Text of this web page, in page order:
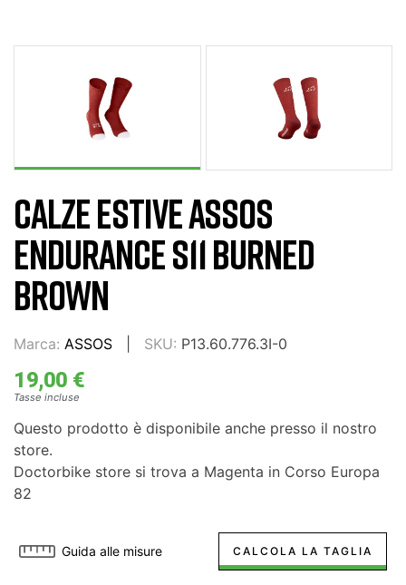
CALZE ESTIVE ASSOS
ENDURANCE S11 BURNED
BROWN
Marca: ASSOS SKU: P13.60.776.3I-0
19,00 €
Tasse incluse
Questo prodotto è disponibile anche presso il nostro
store.
Doctorbike store si trova a Magenta in Corso Europa
82
Guida alle misure CALCOLA LA TAGLIA